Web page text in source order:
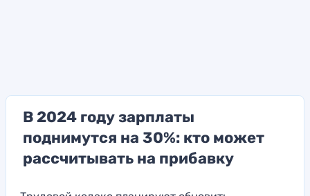
В 2024 году зарплаты
поднимутся на 30%: кто может
рассчитывать на прибавку